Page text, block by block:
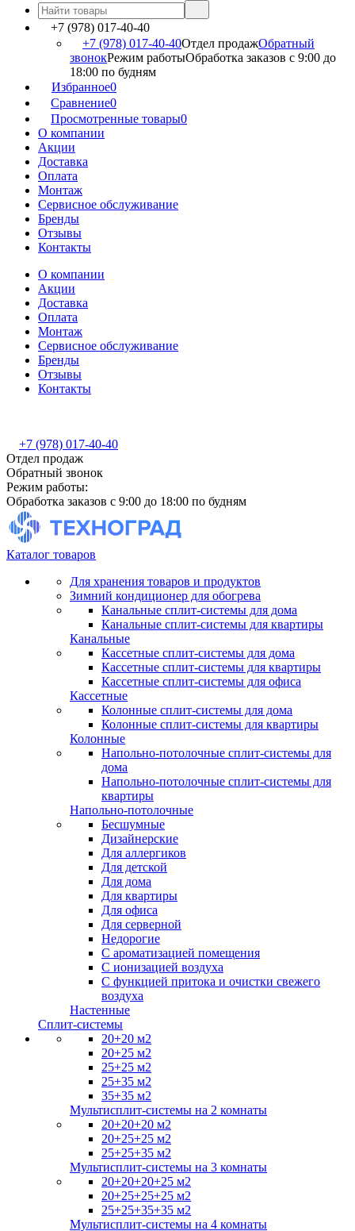
+7 (978) 017-40-40
+7 (978) 017-40-40Отдел продажОбратный
звонокРежим работыОбработка заказов с 9:00 до
18:00 по будням
Избранное0
Сравнение0
Просмотренные товары0
О компании
Акции
Доставка
Оплата
Монтаж
Сервисное обслуживание
Бренды
Отзывы
Контакты
О компании
Акции
Доставка
Оплата
Монтаж
Сервисное обслуживание
Бренды
Отзывы
Контакты
+7 (978) 017-40-40
Отдел продаж
Обратный звонок
Режим работы:
Обработка заказов с 9:00 до 18:00 по будням
Каталог товаров
Для хранения товаров и продуктов
Зимний кондиционер для обогрева
Канальные сплит-системы для дома
Канальные сплит-системы для квартиры
Канальные
Кассетные сплит-системы для дома
Кассетные сплит-системы для квартиры
Кассетные сплит-системы для офиса
Кассетные
Колонные сплит-системы для дома
Колонные сплит-системы для квартиры
Колонные
Напольно-потолочные сплит-системы для
дома
Напольно-потолочные сплит-системы для
квартиры
Напольно-потолочные
Бесшумные
Дизайнерские
Для аллергиков
Для детской
Для дома
Для квартиры
Для офиса
Для серверной
Недорогие
С ароматизацией помещения
С ионизацией воздуха
С функцией притока и очистки свежего
воздуха
Настенные
Сплит-системы
20+20 м2
20+25 м2
25+25 м2
25+35 м2
35+35 м2
Мультисплит-системы на 2 комнаты
20+20+20 м2
20+25+25 м2
25+25+35 м2
Мультисплит-системы на 3 комнаты
20+20+20+25 м2
20+25+25+25 м2
25+25+35+35 м2
Мультисплит-системы на 4 комнаты